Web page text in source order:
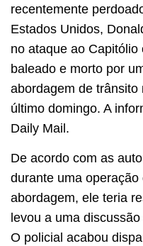
recentemente
Estados Unidos,
no ataque ao
baleado e morto por
abordagem de
último domingo. A
Daily Mail.
De acordo com as
durante uma
abordagem, ele teria
levou a uma
O policial acabou